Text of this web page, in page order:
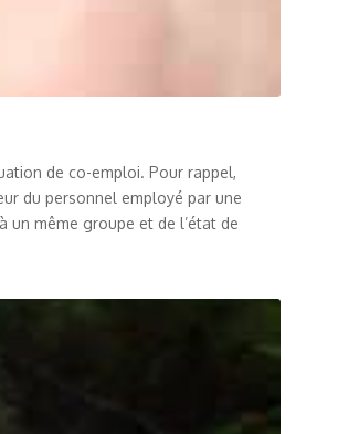
de co-emploi. Pour rappel,
du personnel employé par une
un même groupe et de l’état de